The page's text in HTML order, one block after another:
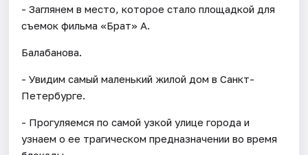
- Заглянем в место, которое стало площадкой для
съемок фильма «Брат» А.
Балабанова.
- Увидим самый маленький жилой дом в Санкт-
Петербурге.
- Прогуляемся по самой узкой улице города и
узнаем о ее трагическом предназначении во время